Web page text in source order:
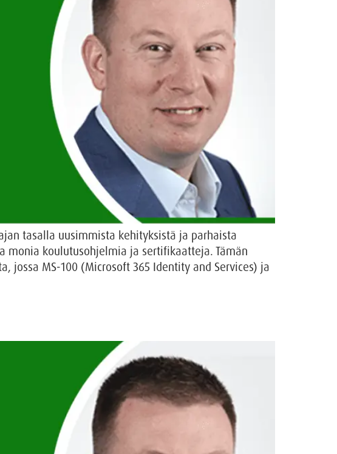
tasalla uusimmista kehityksistä ja parhaista
koulutusohjelmia ja sertifikaatteja. Tämän
MS-100 (Microsoft 365 Identity and Services) ja